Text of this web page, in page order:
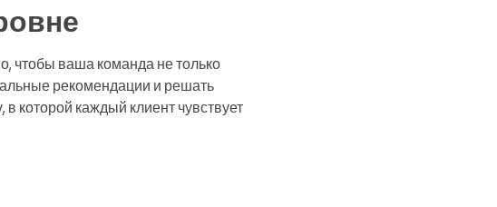
чтобы ваша команда не только
рекомендации и решать
которой каждый клиент чувствует